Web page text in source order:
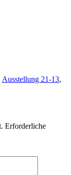
Ausstellung 21-13,
Erforderliche